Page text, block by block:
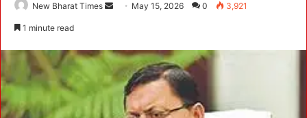
New Bharat Times
d
a
May 15, 2026 0 3,921
1 minute read